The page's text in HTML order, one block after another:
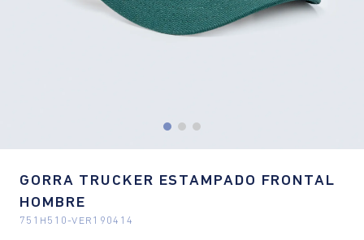
GORRA TRUCKER ESTAMPADO FRONTAL
HOMBRE
751H510-VER190414